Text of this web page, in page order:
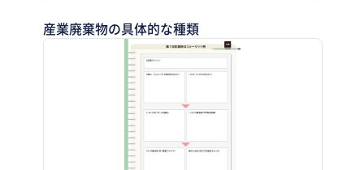
産業廃棄物の具体的な種類